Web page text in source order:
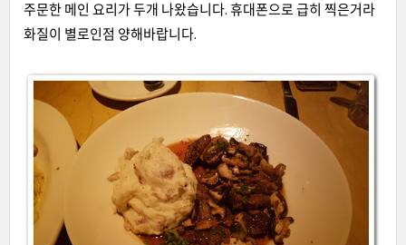
주문한 메인 요리가 두개 나왔습니다. 휴대폰으로 급히 찍은거라
화질이 별로인점 양해바랍니다.